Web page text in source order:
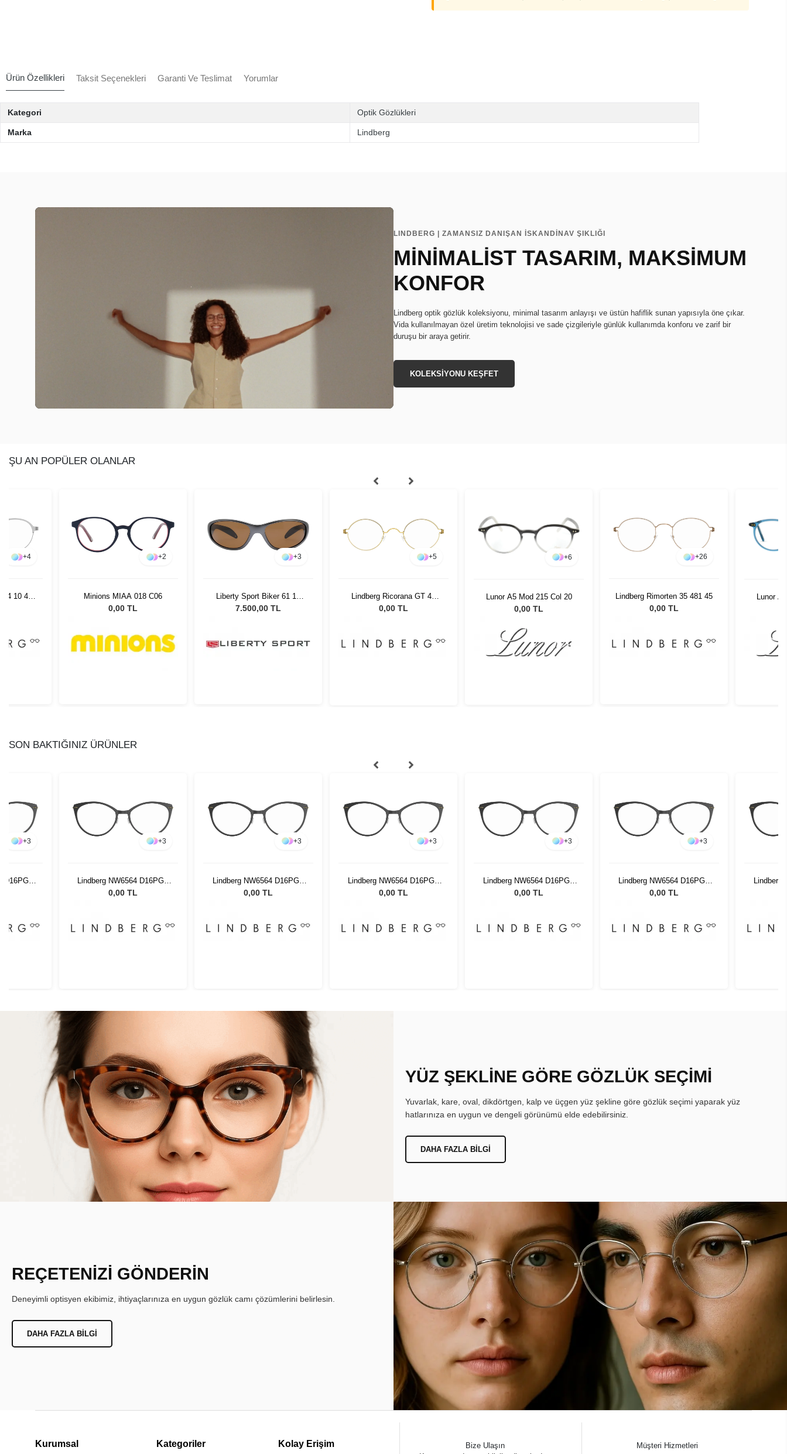
Ürün Özellikleri Taksit Seçenekleri Garanti Ve Teslimat Yorumlar
Kategori Optik Gözlükleri
Marka Lindberg
LINDBERG | ZAMANSIZ DANIŞAN İSKANDİNAV ŞIKLIĞI
MİNİMALİST TASARIM, MAKSİMUM
KONFOR
Lindberg optik gözlük koleksiyonu, minimal tasarım anlayışı ve üstün hafiflik sunan yapısıyla öne çıkar.
Vida kullanılmayan özel üretim teknolojisi ve sade çizgileriyle günlük kullanımda konforu ve zarif bir
duruşu bir araya getirir.
KOLEKSİYONU KEŞFET
ŞU AN POPÜLER OLANLAR
+4
10 47
+2
Minions MIAA 018 C06
0,00 TL
+3
Liberty Sport Biker 61 17
130 CS #5
7.500,00 TL
+5
Lindberg Ricorana GT 42
145
0,00 TL
+6
Lunor A5 Mod 215 Col 20
0,00 TL
+26
Lindberg Rimorten 35 481 45
0,00 TL
Lunor
SON BAKTIĞINIZ ÜRÜNLER
+3 +3
Lindberg NW6564 D16PGT
50 150
0,00 TL
+3
Lindberg NW6564 D16PGT
50 150
0,00 TL
+3
Lindberg NW6564 D16PGT
50 150
0,00 TL
+3
Lindberg NW6564 D16PGT
50 150
0,00 TL
+3
Lindberg NW6564 D16PGT
50 150
0,00 TL
Lindberg
YÜZ ŞEKLİNE GÖRE GÖZLÜK SEÇİMİ
Yuvarlak, kare, oval, dikdörtgen, kalp ve üçgen yüz şekline göre gözlük seçimi yaparak yüz
hatlarınıza en uygun ve dengeli görünümü elde edebilirsiniz.
DAHA FAZLA BILGI
REÇETENİZİ GÖNDERİN
Deneyimli optisyen ekibimiz, ihtiyaçlarınıza en uygun gözlük camı çözümlerini belirlesin.
DAHA FAZLA BILGI
Kurumsal Kategoriler Kolay Erişim
Bize Ulaşın
Müşteri Hizmetleri